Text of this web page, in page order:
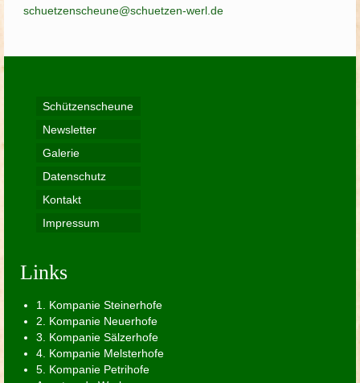
schuetzenscheune@schuetzen-werl.de
Schützenscheune
Newsletter
Galerie
Datenschutz
Kontakt
Impressum
Links
1. Kompanie Steinerhofe
2. Kompanie Neuerhofe
3. Kompanie Sälzerhofe
4. Kompanie Melsterhofe
5. Kompanie Petrihofe